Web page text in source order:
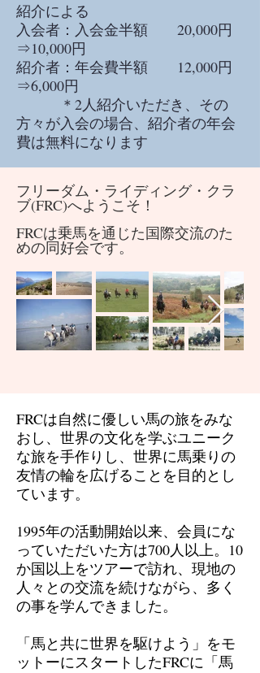
紹介による
入会者：入会金半額 20,000円
⇒10,000円
紹介者：年会費半額 12,000円
⇒6,000円
＊2人紹介いただき、その
方々が入会の場合、紹介者の年会
費は無料になります
フリーダム・ライディング・クラ
ブ(FRC)へようこそ！
FRCは乗馬を通じた国際交流のた
めの同好会です。
FRCは自然に優しい馬の旅をみな
おし、世界の文化を学ぶユニーク
な旅を手作りし、世界に馬乗りの
友情の輪を広げることを目的とし
ています。
1995年の活動開始以来、会員にな
っていただいた方は700人以上。10
か国以上をツアーで訪れ、現地の
人々との交流を続けながら、多く
の事を学んできました。
「馬と共に世界を駆けよう」をモ
ットーにスタートしたFRCに「馬